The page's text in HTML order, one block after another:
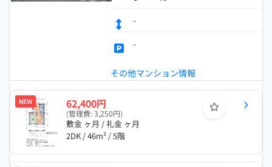
-
-
その他マンション情報
NEW 62,400円
(管理費: 3,250円)
敷金 ヶ月 / 礼金 ヶ月
2DK / 46m² / 5階